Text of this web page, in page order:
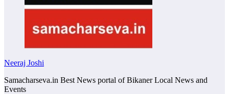
Neeraj Joshi
Samacharseva.in Best News portal of Bikaner Local News and
Events